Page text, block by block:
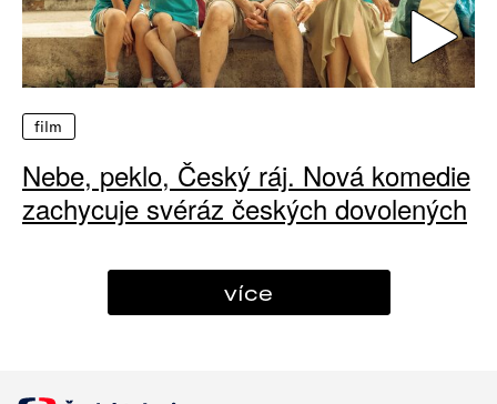
film
Nebe, peklo, Český ráj. Nová komedie
zachycuje svéráz českých dovolených
více